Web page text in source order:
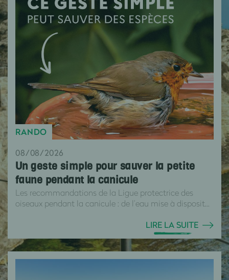
RANDO
08/08/2026
Un geste simple pour sauver la petite
faune pendant la canicule
Les recommandations de la Ligue protectrice des
oiseaux pendant la canicule : de l’eau mise à disposit...
LIRE LA SUITE